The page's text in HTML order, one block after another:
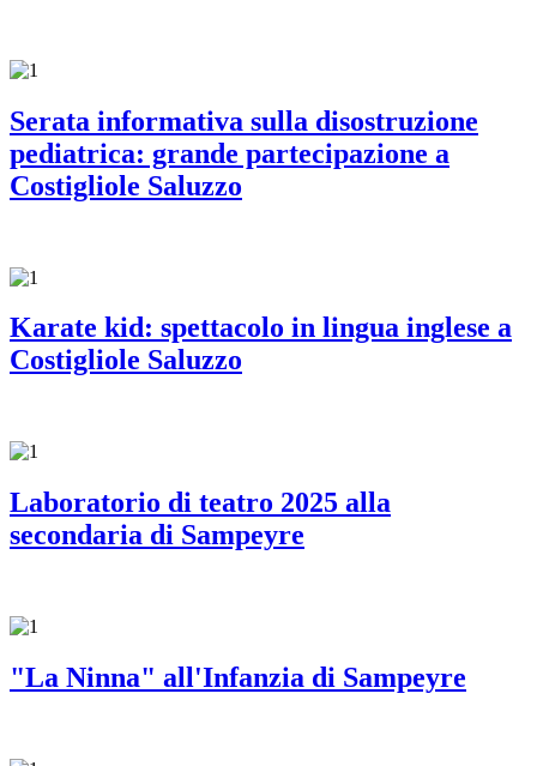
Serata informativa sulla disostruzione
pediatrica: grande partecipazione a
Costigliole Saluzzo
Karate kid: spettacolo in lingua inglese a
Costigliole Saluzzo
Laboratorio di teatro 2025 alla
secondaria di Sampeyre
"La Ninna" all'Infanzia di Sampeyre